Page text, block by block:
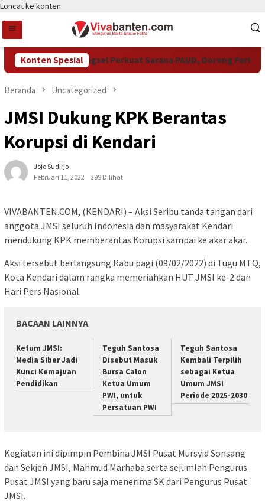
Loncat ke konten
Konten Spesial
Pemkot Tangsel Perkuat Sarana PAUD, Dorong Partisipasi
Beranda Uncategorized
JMSI Dukung KPK Berantas
Korupsi di Kendari
Jojo Sudirjo
Februari 11, 2022
399 Dilihat
VIVABANTEN.COM, (KENDARI) – Aksi Seribu tanda tangan dari
anggota JMSI seluruh Indonesia dan masyarakat Kendari
mendukung KPK memberantas Korupsi sampai ke akar akar.
Aksi tersebut berlangsung Rabu pagi (09/02/2022) di Tugu MTQ,
Kota Kendari dalam rangka memeriahkan HUT JMSI ke-2 dan
Hari Pers Nasional.
BACAAN LAINNYA
Ketum JMSI:
Media Siber Jadi
Kunci Kemajuan
Pendidikan
Teguh Santosa
Disebut Masuk
Bursa Calon
Ketua Umum
PWI, untuk
Persatuan PWI
Teguh Santosa
Kembali Terpilih
sebagai Ketua
Umum JMSI
Periode 2025-2030
Kegiatan ini dipimpin Pembina JMSI Pusat Mursyid Sonsang
dan Sekjen JMSI, Mahmud Marhaba serta sejumlah Pengurus
Pusat JMSI yang baru saja menerima SK dari Pengurus Pusat
JMSI.